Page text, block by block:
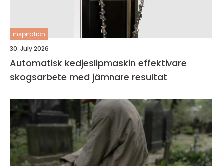
inspiration
30. July 2026
Automatisk kedjeslipmaskin effektivare
skogsarbete med jämnare resultat